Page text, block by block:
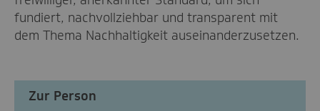
fundiert, nachvollziehbar und transparent mit
dem Thema Nachhaltigkeit auseinanderzusetzen.
Zur Person